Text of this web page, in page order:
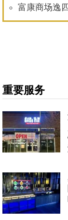
富康商场逸
重要服务